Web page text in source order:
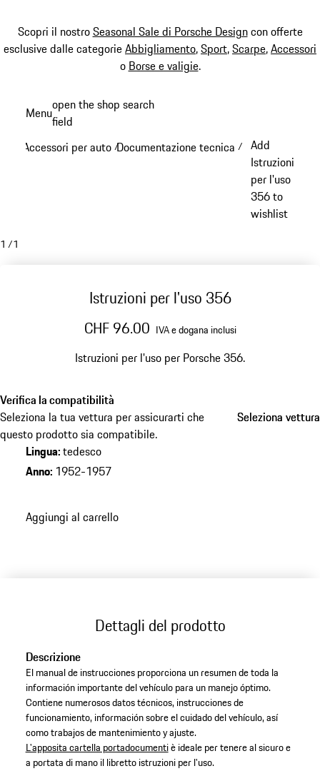
Scopri il nostroSeasonal Sale di Porsche Designcon offerte
esclusive dalle categorieAbbigliamento,Sport,Scarpe,Accessori
o Borse e valigie.
principale
Menuopen the shop search
field
Accessori per auto /Documentazione tecnica / Add
Istruzioni
per l'uso
356 to
wishlist
1 /1
Istruzioni per l'uso 356
CHF 96.00 IVA e dogana inclusi
Istruzioni per l'uso per Porsche 356.
Verifica la compatibilità
Seleziona la tua vettura per assicurarti che
questo prodotto sia compatibile.
Seleziona vettura
Seleziona vettura
Lingua:tedesco
Anno: 1952-1957
Aggiungi al carrello
Dettagli del prodotto
Descrizione
El manual de instrucciones proporciona un resumen de toda la
información importante del vehículo para un manejo óptimo.
Contiene numerosos datos técnicos, instrucciones de
funcionamiento, información sobre el cuidado del vehículo, así
como trabajos de mantenimiento y ajuste. ​
L'apposita cartella portadocumentiè ideale per tenere al sicuro e
a portata di mano il libretto istruzioni per l'uso.​